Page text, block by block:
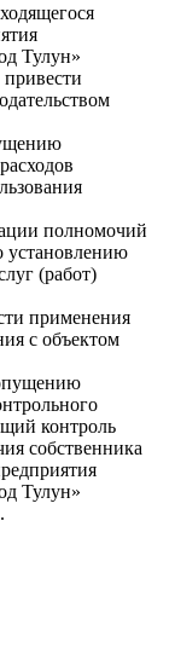
Тулун»
привести
полномочий
установлению
(работ)
применения
с объектом
контроль
собственника
Тулун»